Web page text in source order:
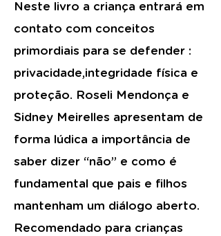
Neste livro a criança entrará em
contato com conceitos
primordiais para se defender :
privacidade,integridade física e
proteção. Roseli Mendonça e
Sidney Meirelles apresentam de
forma lúdica a importância de
saber dizer “não” e como é
fundamental que pais e filhos
mantenham um diálogo aberto.
Recomendado para crianças